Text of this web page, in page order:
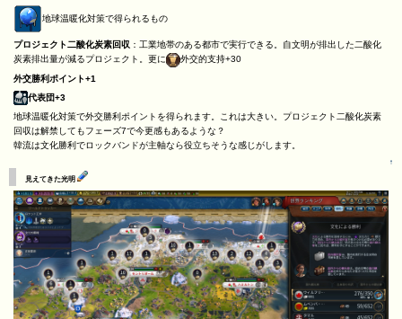
地球温暖化対策で得られるもの
プロジェクト二酸化炭素回収 ：工業地帯のある都市で実行できる。自文明が排出した二酸化
炭素排出量が減るプロジェクト。更に
外交的支持+30
外交勝利ポイント+1
代表団+3
地球温暖化対策で外交勝利ポイントを得られます。これは大きい。プロジェクト二酸化炭素
回収は解禁してもフェーズ7で今更感もあるような？
韓流は文化勝利でロックバンドが主軸なら役立ちそうな感じがします。
↑
見えてきた光明